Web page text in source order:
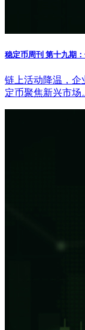
稳定币周刊 第十九期
链上活动降温，企
定币聚焦新兴市场